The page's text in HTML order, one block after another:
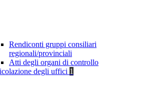
Rendiconti gruppi consiliari
regionali/provinciali
Atti degli organi di controllo
degli uffici 1